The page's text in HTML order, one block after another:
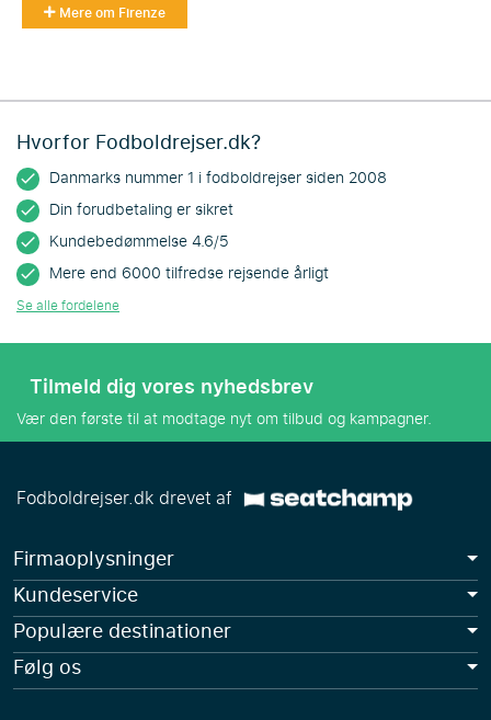
Mere om Firenze
Hvorfor Fodboldrejser.dk?
Danmarks nummer 1 i fodboldrejser siden 2008
Din forudbetaling er sikret
Kundebedømmelse 4.6/5
Mere end 6000 tilfredse rejsende årligt
Se alle fordelene
Tilmeld dig vores nyhedsbrev
Vær den første til at modtage nyt om tilbud og kampagner.
Fodboldrejser.dk drevet af
Firmaoplysninger
Kundeservice
Populære destinationer
Følg os